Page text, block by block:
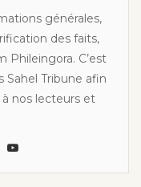
générales,
des faits,
Phileingora. C’est
Sahel Tribune afin
nos lecteurs et